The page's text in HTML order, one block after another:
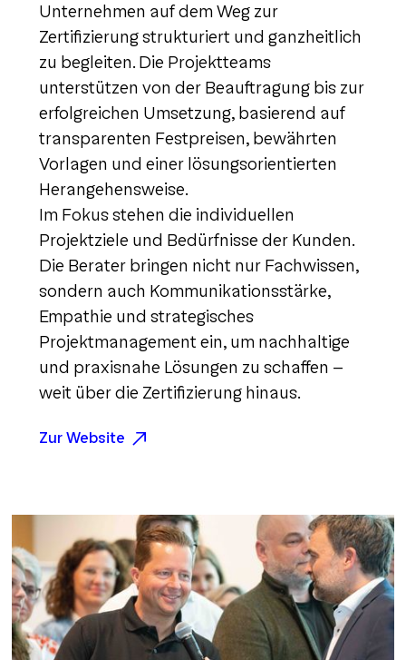
Unternehmen auf dem Weg zur
Zertifizierung strukturiert und ganzheitlich
zu begleiten. Die Projektteams
unterstützen von der Beauftragung bis zur
erfolgreichen Umsetzung, basierend auf
transparenten Festpreisen, bewährten
Vorlagen und einer lösungsorientierten
Herangehensweise.
Im Fokus stehen die individuellen
Projektziele und Bedürfnisse der Kunden.
Die Berater bringen nicht nur Fachwissen,
sondern auch Kommunikationsstärke,
Empathie und strategisches
Projektmanagement ein, um nachhaltige
und praxisnahe Lösungen zu schaffen –
weit über die Zertifizierung hinaus.
Zur Website